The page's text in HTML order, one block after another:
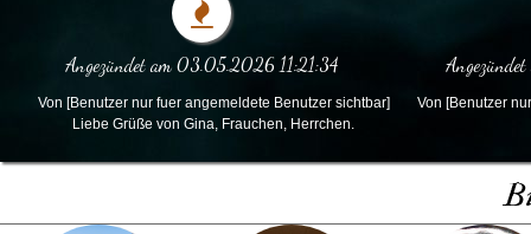
Angezündet am 03.05.2026 11:21:34
Von [Benutzer nur fuer angemeldete Benutzer sichtbar]
Liebe Grüße von Gina, Frauchen, Herrchen.
Von [Benutzer